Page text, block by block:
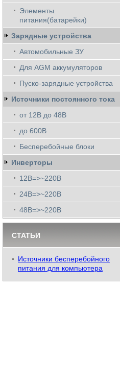
Элементы
питания(батарейки)
Зарядные устройства
Автомобильные ЗУ
Для AGM аккумуляторов
Пуско-зарядные устройства
Источники постоянного тока
от 12В до 48В
до 600В
Бесперебойные блоки
Инверторы
12В=>~220В
24В=>~220В
48В=>~220В
СТАТЬИ
Источники бесперебойного
питания для компьютера